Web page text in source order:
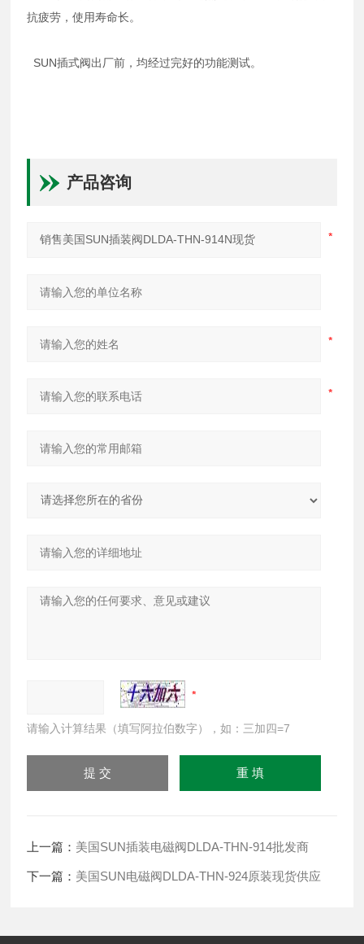
抗疲劳，使用寿命长。
SUN插式阀出厂前，均经过完好的功能测试。
产品咨询
请输入计算结果（填写阿拉伯数字），如：三加四=7
上一篇： 美国SUN插装电磁阀DLDA-THN-914批发商
下一篇： 美国SUN电磁阀DLDA-THN-924原装现货供应